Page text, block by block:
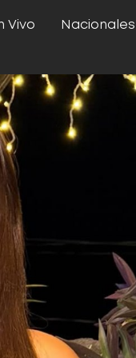
Vivo Nacionales